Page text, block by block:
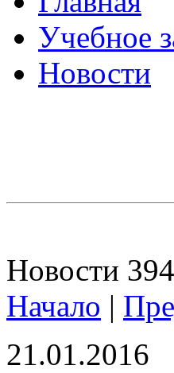
Учебное
Новости
Новости
Начало |
21.01.2016